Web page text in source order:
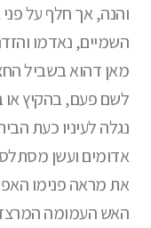
והנה, אך חלף על
השמיים, נאדמו
מאן דהוא בשביל
לשם פעם, בהקיץ או
נגלה לעיניו כעת
אדומים ועשן
את מראה פנימו
האש העמומה